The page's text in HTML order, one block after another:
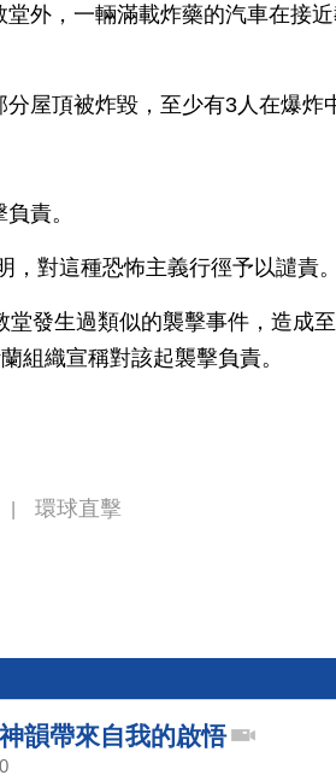
外，一輛滿載炸藥的汽車在接
屋頂被炸毀，至少有3人在爆炸
責。
，對這種恐怖主義行徑予以譴責。
發生過類似的襲擊事件，造成
組織宣稱對該起襲擊負責。
環球直擊
韻帶來自我的啟悟